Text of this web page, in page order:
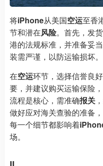
将iPhone从美国空运至香
节和潜在风险。首先，发
港的法规标准，并准备妥当
装需严谨，以防运输损坏。
在空运环节，选择信誉良
要，并建议购买运输保险
流程是核心，需准确报关
做好应对海关查验的准备
每一个细节都影响着
场。